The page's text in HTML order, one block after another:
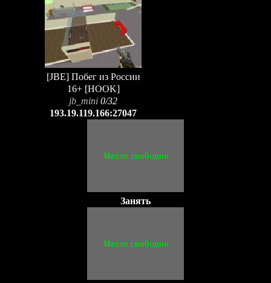
[JBE] Побег из России
16+ [HOOK]
jb_mini 0/32
193.19.119.166:27047
Занять